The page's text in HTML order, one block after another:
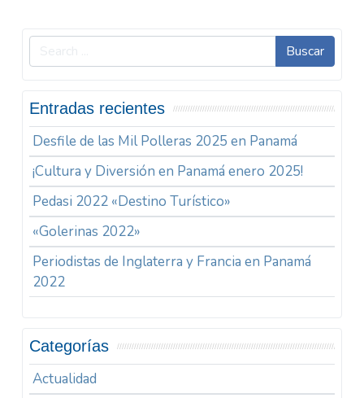
Buscar
Entradas recientes
Desfile de las Mil Polleras 2025 en Panamá
¡Cultura y Diversión en Panamá enero 2025!
Pedasi 2022 «Destino Turístico»
«Golerinas 2022»
Periodistas de Inglaterra y Francia en Panamá
2022
Categorías
Actualidad